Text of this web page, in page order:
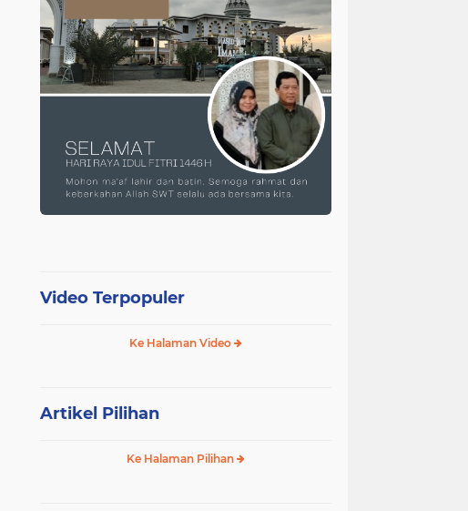
Video Terpopuler
Ke Halaman Video
Artikel Pilihan
Ke Halaman Pilihan